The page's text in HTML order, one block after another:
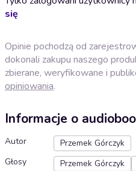
się
Opinie pochodzą od
dokonali zakupu naszego
zbierane, weryfikowane i
opiniowania.
Informacje o
Autor
Przemek Górczyk
Głosy
Przemek Górczyk